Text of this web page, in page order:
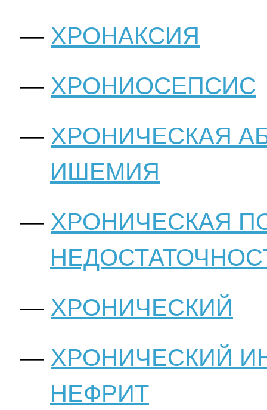
ХРОНАКСИЯ
ХРОНИОСЕПСИС
ХРОНИЧЕСКАЯ
ИШЕМИЯ
ХРОНИЧЕСКАЯ
ХРОНИЧЕСКИЙ
ХРОНИЧЕСКИЙ
НЕФРИТ